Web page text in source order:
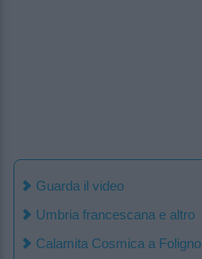
Guarda il video
Umbria francescana e altro
Calamita Cosmica a Foligno